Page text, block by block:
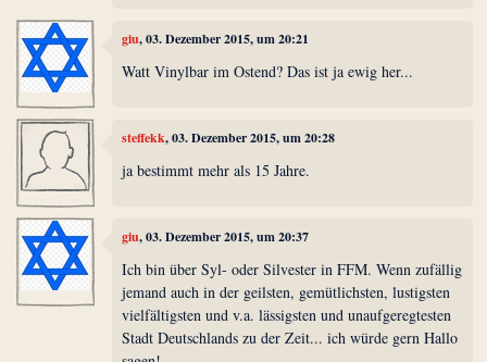
giu, 03. Dezember 2015, um 20:21
Watt Vinylbar im Ostend? Das ist ja ewig her...
steffekk, 03. Dezember 2015, um 20:28
ja bestimmt mehr als 15 Jahre.
giu, 03. Dezember 2015, um 20:37
Ich bin über Syl- oder Silvester in FFM. Wenn zufällig
jemand auch in der geilsten, gemütlichsten, lustigsten
vielfältigsten und v.a. lässigsten und unaufgeregtesten
Stadt Deutschlands zu der Zeit... ich würde gern Hallo